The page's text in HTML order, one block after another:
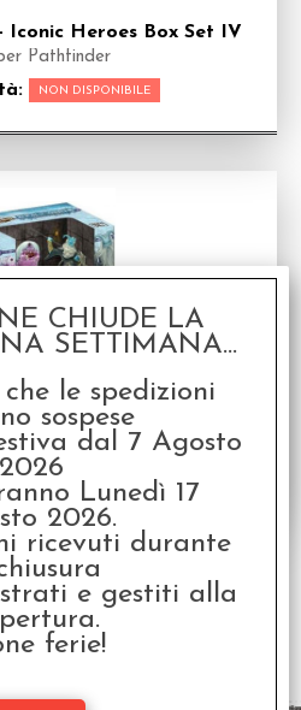
Iconic Heroes Box Set IV
Pathfinder
NON DISPONIBILE
of Winter Monsters
Pack
prevista Aprile 2014) -
figures
NON DISPONIBILE
per pagina - 1 in totale)
CHIUDE LA
SETTIMANA...
le spedizioni
sospese
dal 7 Agosto
2026
Lunedì 17
2026.
ricevuti durante
e gestiti alla
ferie!